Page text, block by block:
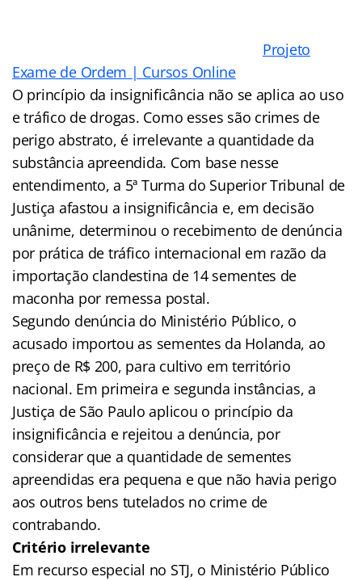
Projeto
Exame de Ordem | Cursos Online
O princípio da insignificância não se aplica ao uso
e tráfico de drogas. Como esses são crimes de
perigo abstrato, é irrelevante a quantidade da
substância apreendida. Com base nesse
entendimento, a 5ª Turma do Superior Tribunal de
Justiça afastou a insignificância e, em decisão
unânime, determinou o recebimento de denúncia
por prática de tráfico internacional em razão da
importação clandestina de 14 sementes de
maconha por remessa postal.
Segundo denúncia do Ministério Público, o
acusado importou as sementes da Holanda, ao
preço de R$ 200, para cultivo em território
nacional. Em primeira e segunda instâncias, a
Justiça de São Paulo aplicou o princípio da
insignificância e rejeitou a denúncia, por
considerar que a quantidade de sementes
apreendidas era pequena e que não havia perigo
aos outros bens tutelados no crime de
contrabando.
Critério irrelevante
Em recurso especial no STJ, o Ministério Público